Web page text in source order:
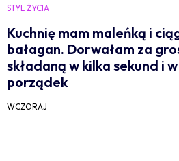
STYL ŻYCIA
Kuchnię mam maleńką i
bałagan. Dorwałam za
składaną w kilka sekund i
porządek
WCZORAJ